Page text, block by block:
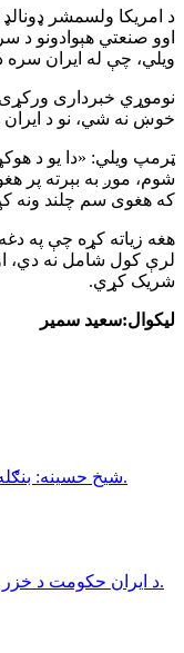
د امریکا ولسمشر
اوو صنعتي هېوادونو
ویلي، چې له ایران
نوموړي خبرداری
خوښ نه شي، نو د ایران
ټرمپ ویلي: «دا یو د
شوم، موږ به بېرته پر
که هغوی سم چلند ونه
هغه زیاته کړه چې په
لرې کول شامل نه دي،
شریک کړي.
لیکوال:سعید سمیر
شيخ حسينه: بنګله دېش ته ستنېږم او محاكمې ته ځان سپارم.
د ایران حکومت د خزر سمندر د کنوانسیون لایحه پارلمان ته لېږلې.